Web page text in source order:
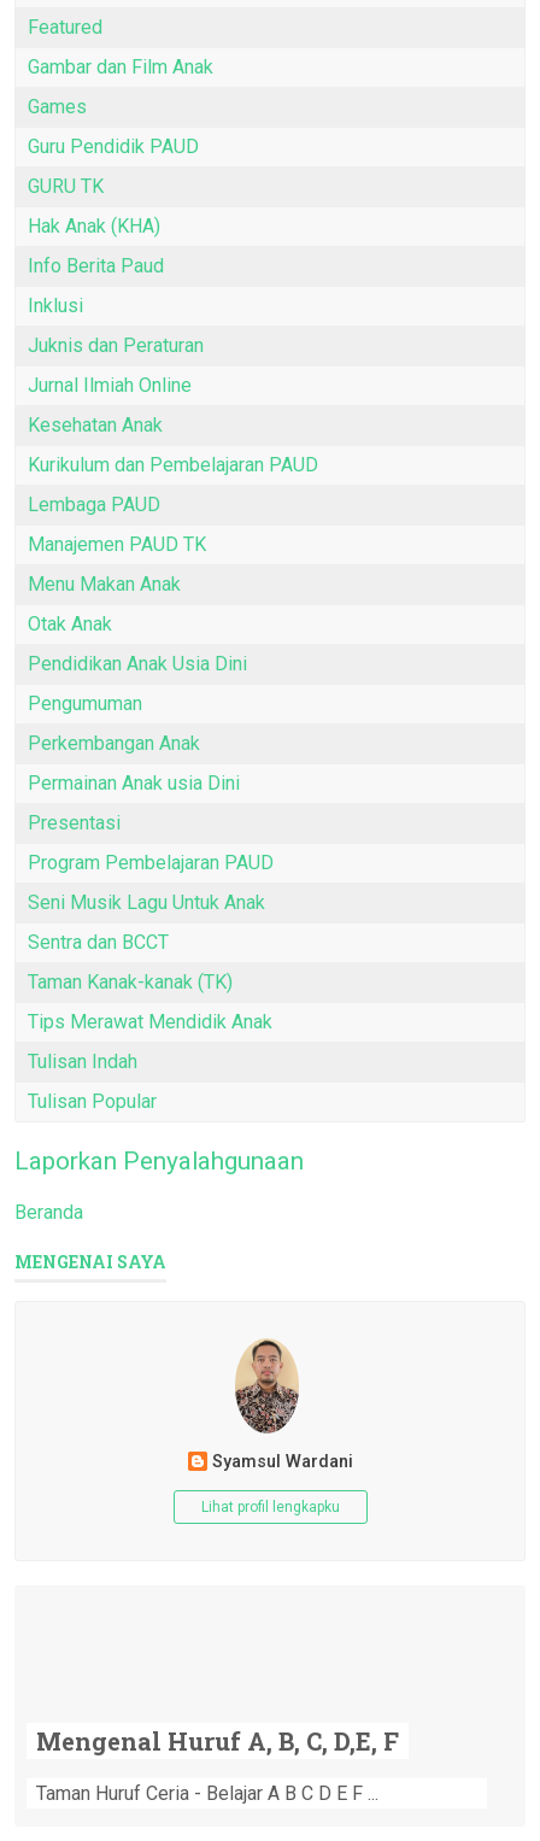
Featured
Gambar dan Film Anak
Games
Guru Pendidik PAUD
GURU TK
Hak Anak (KHA)
Info Berita Paud
Inklusi
Juknis dan Peraturan
Jurnal Ilmiah Online
Kesehatan Anak
Kurikulum dan Pembelajaran PAUD
Lembaga PAUD
Manajemen PAUD TK
Menu Makan Anak
Otak Anak
Pendidikan Anak Usia Dini
Pengumuman
Perkembangan Anak
Permainan Anak usia Dini
Presentasi
Program Pembelajaran PAUD
Seni Musik Lagu Untuk Anak
Sentra dan BCCT
Taman Kanak-kanak (TK)
Tips Merawat Mendidik Anak
Tulisan Indah
Tulisan Popular
Laporkan Penyalahgunaan
Beranda
MENGENAI SAYA
Syamsul Wardani
Lihat profil lengkapku
Mengenal Huruf A, B, C, D,E, F
Taman Huruf Ceria - Belajar A B C D E F ...